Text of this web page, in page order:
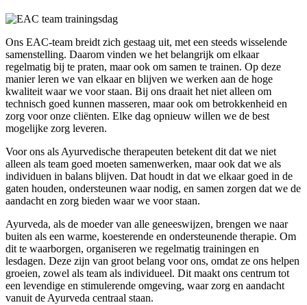
Ons EAC-team breidt zich gestaag uit, met een steeds wisselende
samenstelling. Daarom vinden we het belangrijk om elkaar
regelmatig bij te praten, maar ook om samen te trainen. Op deze
manier leren we van elkaar en blijven we werken aan de hoge
kwaliteit waar we voor staan. Bij ons draait het niet alleen om
technisch goed kunnen masseren, maar ook om betrokkenheid en
zorg voor onze cliënten. Elke dag opnieuw willen we de best
mogelijke zorg leveren.
Voor ons als Ayurvedische therapeuten betekent dit dat we niet
alleen als team goed moeten samenwerken, maar ook dat we als
individuen in balans blijven. Dat houdt in dat we elkaar goed in de
gaten houden, ondersteunen waar nodig, en samen zorgen dat we de
aandacht en zorg bieden waar we voor staan.
Ayurveda, als de moeder van alle geneeswijzen, brengen we naar
buiten als een warme, koesterende en ondersteunende therapie. Om
dit te waarborgen, organiseren we regelmatig trainingen en
lesdagen. Deze zijn van groot belang voor ons, omdat ze ons helpen
groeien, zowel als team als individueel. Dit maakt ons centrum tot
een levendige en stimulerende omgeving, waar zorg en aandacht
vanuit de Ayurveda centraal staan.